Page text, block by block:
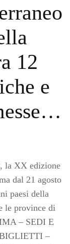
12
e
la XX edizione
dal 21 agosto
paesi della
le province di
– SEDI E
–